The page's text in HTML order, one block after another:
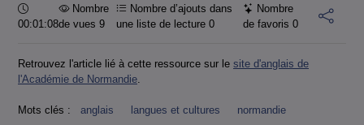
Durée :
00:01:08
Nombre
de vues 9
Nombre d’ajouts dans
une liste de lecture0
Nombre
de favoris 0
Retrouvez l'article lié à cette ressource sur le site d'anglais de
l'Académie de Normandie
Mots clés : anglais langues et cultures normandie